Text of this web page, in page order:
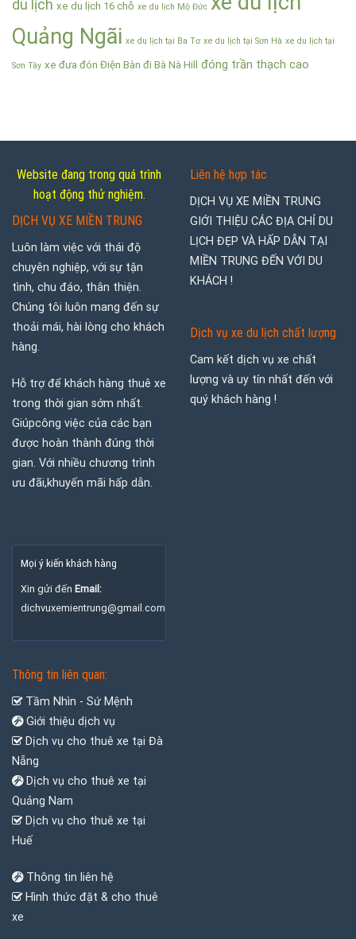
du lịch xe du lịch 16 chỗ xe du lịch Mộ Đức
Quảng Ngãi xe du lịch tại Ba Tơ xe du lịch tại Sơn Hà xe du lịch tại
Sơn Tây xe đưa đón Điện Bàn đi Bà Nà Hill đóng trần thạch cao
Website đang trong quá trình
hoạt động thử nghiệm.
DỊCH VỤ XE MIỀN TRUNG
Luôn làm việc với thái độ
chuyên nghiệp, với sự tận
tình, chu đáo, thân thiện.
Chúng tôi luôn mang đến sự
thoải mái, hài lòng cho khách
hàng.
Hỗ trợ để khách hàng thuê xe
trong thời gian sớm nhất.
Giúpcông việc của các bạn
được hoàn thành đúng thời
gian. Với nhiều chương trình
ưu đãi,khuyến mãi hấp dẫn.
Mọi ý kiến khách hàng
Xin gửi đến Email:
dichvuxemientrung@gmail.com
Liên hệ hợp tác
DỊCH VỤ XE MIỀN TRUNG
GIỚI THIỆU CÁC ĐỊA CHỈ DU
LỊCH ĐẸP VÀ HẤP DẪN TẠI
MIỀN TRUNG ĐẾN VỚI DU
KHÁCH !
Dịch vụ xe du lịch chất lượng
Cam kết dịch vụ xe chất
lượng và uy tín nhất đến với
quý khách hàng !
Thông tin liên quan:
Tầm Nhìn - Sứ Mệnh
Giới thiệu dịch vụ
Dịch vụ cho thuê xe tại Đà
Nẵng
Dịch vụ cho thuê xe tại
Quảng Nam
Dịch vụ cho thuê xe tại
Huế
Thông tin liên hệ
Hình thức đặt & cho thuê
xe